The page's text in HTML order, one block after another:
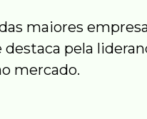
maiores
destaca pela
mercado.